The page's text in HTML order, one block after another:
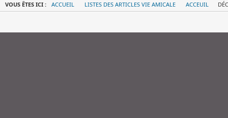
VOUS ÊTES ICI : ACCUEIL LISTES DES ARTICLES VIE AMICALE ACCEUIL